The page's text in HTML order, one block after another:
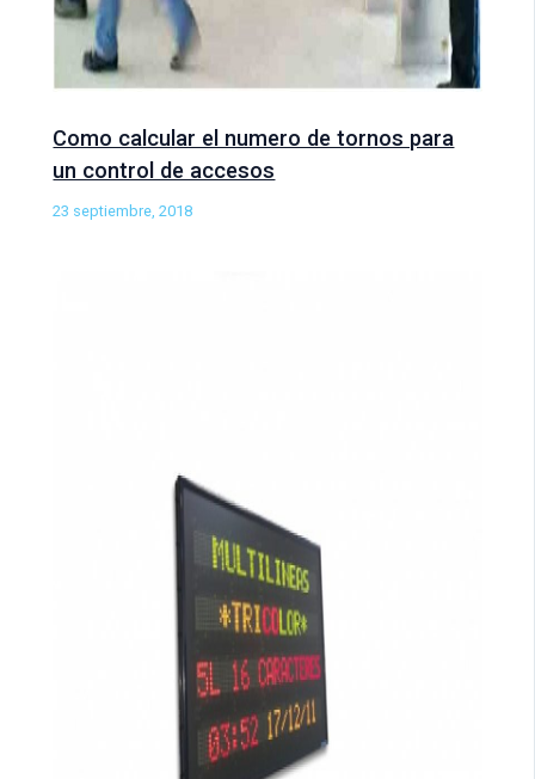
Como calcular el numero de tornos para
un control de accesos
23 septiembre, 2018